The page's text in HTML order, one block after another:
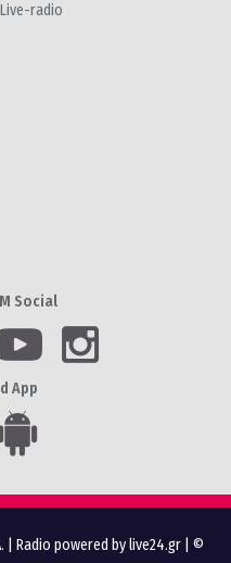
Live-radio
Social
App
Radio powered by live24.gr | ©